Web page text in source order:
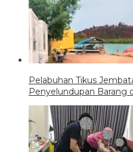
Pelabuhan Tikus
Penyelundupan Barang